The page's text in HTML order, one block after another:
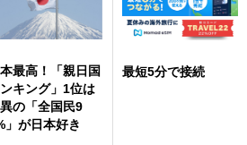
最高！「親日国
キング」1位は
の「全国民9
」が日本好き
最短5分で接続